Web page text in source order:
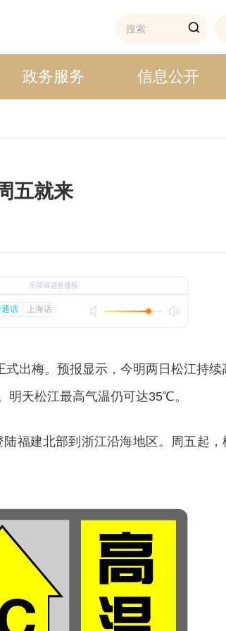
政务服务 信息公开
五就来
出梅。预报显示，今明两日松江持
天松江最高气温仍可达35℃。
建北部到浙江沿海地区。周五起